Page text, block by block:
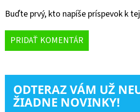
Buďte prvý, kto napíše príspevok k
PRIDAŤ KOMENTÁR
ODTERAZ VÁM UŽ
ŽIADNE NOVINKY!